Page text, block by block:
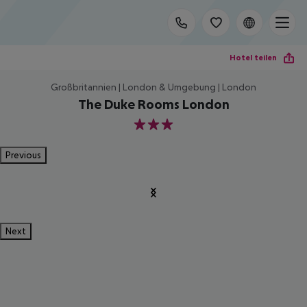
Hotel teilen
Großbritannien | London & Umgebung | London
The Duke Rooms London
3
Previous
Next